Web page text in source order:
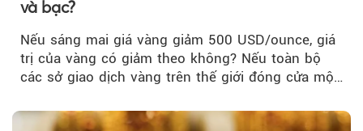
và bạc?
Nếu sáng mai giá vàng giảm 500 USD/ounce, giá
trị của vàng có giảm theo không? Nếu toàn bộ
các sở giao dịch vàng trên thế giới đóng cửa một